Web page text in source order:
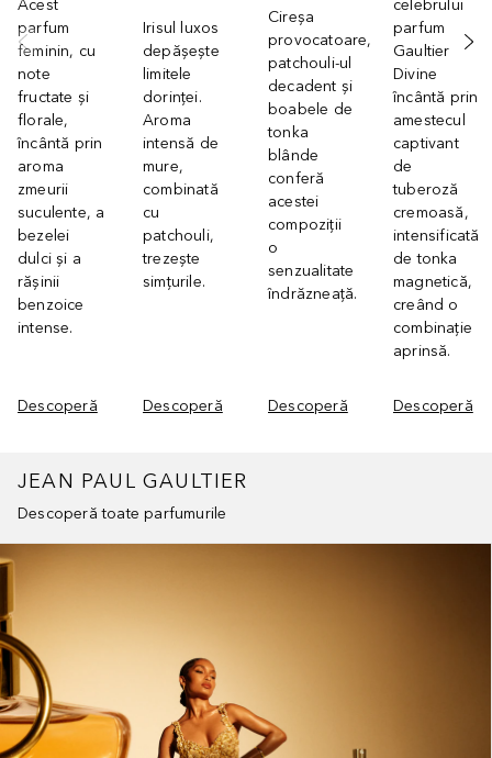
Acest
parfum
feminin, cu
note
fructate și
florale,
încântă prin
aroma
zmeurii
suculente, a
bezelei
dulci și a
rășinii
benzoice
intense.
Descoperă
Irisul luxos
depășește
limitele
dorinței.
Aroma
intensă de
mure,
combinată
cu
patchouli,
trezește
simțurile.
Descoperă
Cireșa
provocatoare,
patchouli-ul
decadent și
boabele de
tonka
blânde
conferă
acestei
compoziții
o
senzualitate
îndrăzneață.
Descoperă
celebrului
parfum
Gaultier
Divine
încântă prin
amestecul
captivant
de
tuberoză
cremoasă,
intensificată
de tonka
magnetică,
creând o
combinație
aprinsă.
Descoperă
JEAN PAUL GAULTIER
Descoperă toate parfumurile
Cursor de sărit